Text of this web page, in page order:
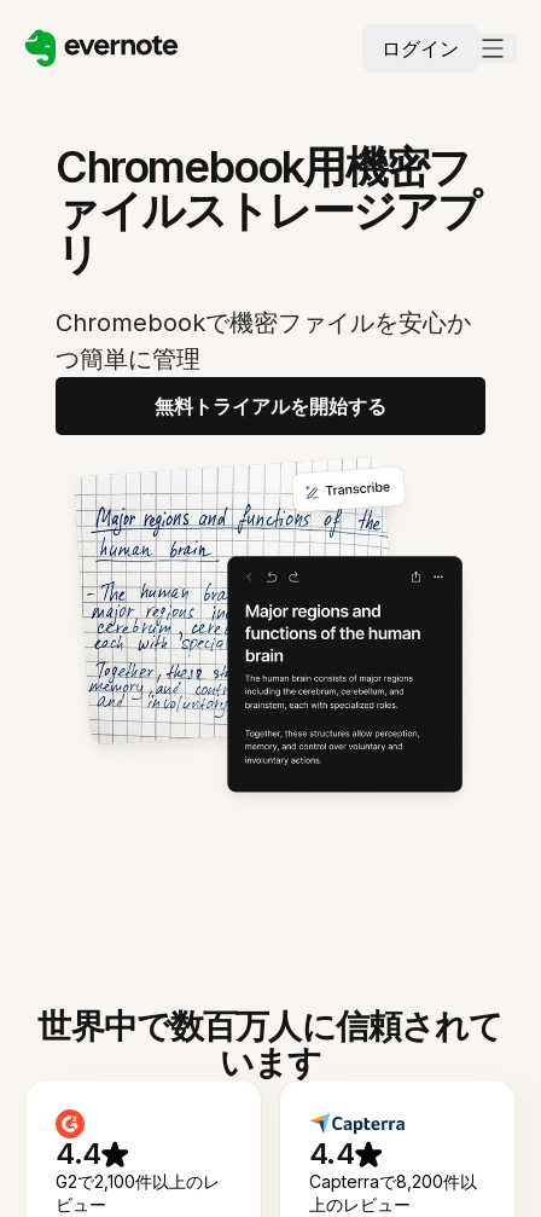
ログイン
Chromebook用機密フ
ァイルストレージアプ
リ
Chromebookで機密ファイルを安心か
つ簡単に管理
無料トライアルを開始する
世界中で数百万人に信頼されて
います
4.4
G2で2,100件以上のレ
ビュー
4.4
Capterraで8,200件以
上のレビュー